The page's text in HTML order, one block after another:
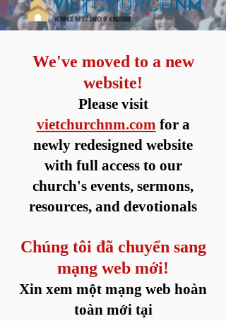
We've moved to a new
website!
Please visit
vietchurchnm.com for a
newly redesigned website
with full access to our
church's events, sermons,
resources, and devotionals
Chúng tôi đã chuyển sang
mạng web mới!
Xin xem một mạng web hoàn
toàn mới tại